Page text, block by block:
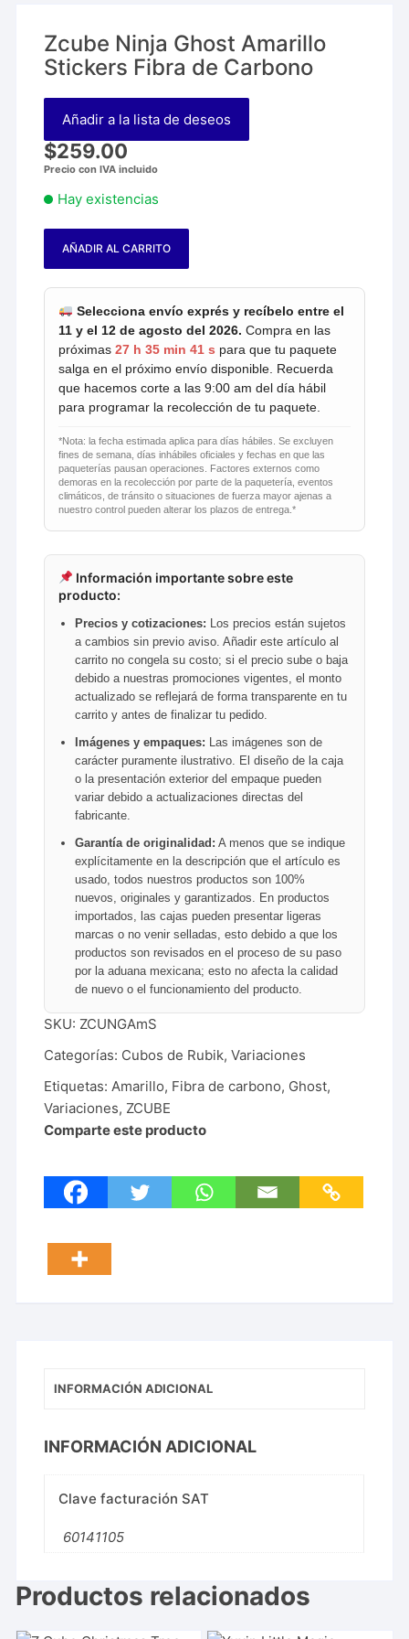
Zcube Ninja Ghost Amarillo
Stickers Fibra de Carbono
Añadir a la lista de deseos
$259.00
Precio con IVA incluido
Hay existencias
Zcube
Ghost
Amarillo
Stickers
Fibra
de
Carbono
cantidad
AÑADIR AL CARRITO
Selecciona envío exprés y recíbelo entre el
11 y el 12 de agosto del 2026. Compra en las
próximas27 h 35 min 40 s para que tu paquete
salga en el próximo envío disponible. Recuerda
que hacemos corte a las 9:00 am del día hábil
para programar la recolección de tu paquete.
*Nota: la fecha estimada aplica para días hábiles. Se excluyen
fines de semana, días inhábiles oficiales y fechas en que las
paqueterías pausan operaciones. Factores externos como
demoras en la recolección por parte de la paquetería, eventos
climáticos, de tránsito o situaciones de fuerza mayor ajenas a
nuestro control pueden alterar los plazos de entrega.*
Información importante sobre este
producto:
Precios y cotizaciones: Los precios están sujetos
a cambios sin previo aviso. Añadir este artículo al
carrito no congela su costo; si el precio sube o baja
debido a nuestras promociones vigentes, el monto
actualizado se reflejará de forma transparente en tu
carrito y antes de finalizar tu pedido.
Imágenes y empaques: Las imágenes son de
carácter puramente ilustrativo. El diseño de la caja
o la presentación exterior del empaque pueden
variar debido a actualizaciones directas del
fabricante.
Garantía de originalidad: A menos que se indique
explícitamente en la descripción que el artículo es
usado, todos nuestros productos son 100%
nuevos, originales y garantizados. En productos
importados, las cajas pueden presentar ligeras
marcas o no venir selladas, esto debido a que los
productos son revisados en el proceso de su paso
por la aduana mexicana; esto no afecta la calidad
de nuevo o el funcionamiento del producto.
SKU: ZCUNGAmS
Categorías: Cubos de Rubik,Variaciones
Etiquetas:Amarillo, Fibra de carbono, Ghost,
Variaciones, ZCUBE
Comparte este producto
INFORMACIÓN ADICIONAL
INFORMACIÓN ADICIONAL
Clave facturación SAT
60141105
Productos relacionados